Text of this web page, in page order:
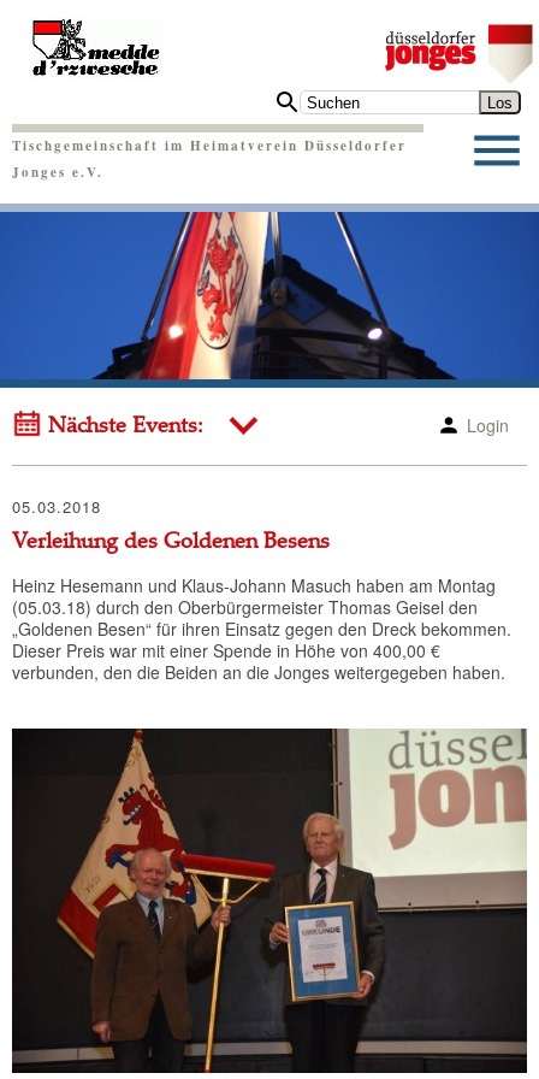
Tischgemeinschaft im Heimatverein Düsseldorfer
Jonges e.V.
Login
Nächste Events:
05.03.2018
Verleihung des Goldenen Besens
Heinz Hesemann und Klaus-Johann Masuch haben am Montag
(05.03.18) durch den Oberbürgermeister Thomas Geisel den
„Goldenen Besen“ für ihren Einsatz gegen den Dreck bekommen.
Dieser Preis war mit einer Spende in Höhe von 400,00 €
verbunden, den die Beiden an die Jonges weitergegeben haben.